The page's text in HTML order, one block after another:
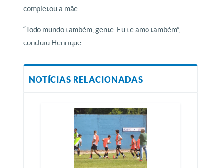
completou a mãe.
“Todo mundo também, gente. Eu te amo também”,
concluiu Henrique.
NOTÍCIAS RELACIONADAS